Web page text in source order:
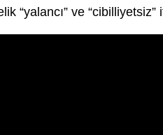
“yalancı” ve “cibilliyetsiz”